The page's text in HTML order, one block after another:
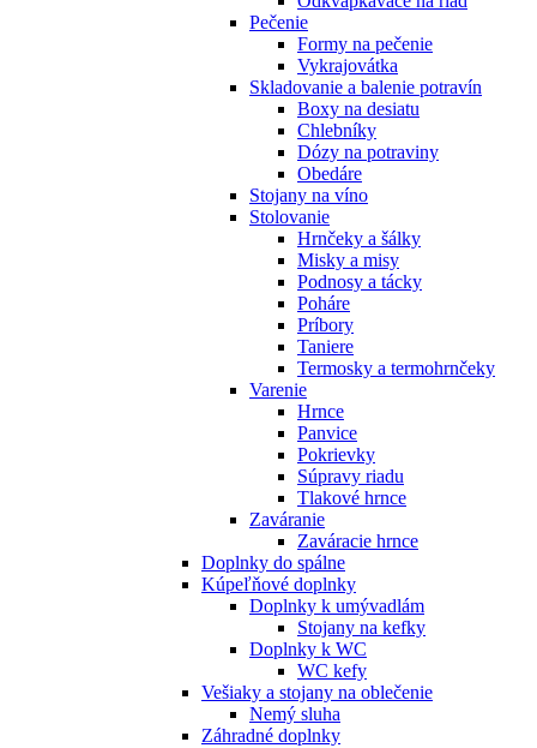
Pečenie
Formy na pečenie
Vykrajovátka
Skladovanie a balenie potravín
Boxy na desiatu
Chlebníky
Dózy na potraviny
Obedáre
Stojany na víno
Stolovanie
Hrnčeky a šálky
Misky a misy
Podnosy a tácky
Poháre
Príbory
Taniere
Termosky a termohrnčeky
Varenie
Hrnce
Panvice
Pokrievky
Súpravy riadu
Tlakové hrnce
Zaváranie
Zaváracie hrnce
Doplnky do spálne
Kúpeľňové doplnky
Doplnky k umývadlám
Stojany na kefky
Doplnky k WC
WC kefy
Vešiaky a stojany na oblečenie
Nemý sluha
Záhradné doplnky